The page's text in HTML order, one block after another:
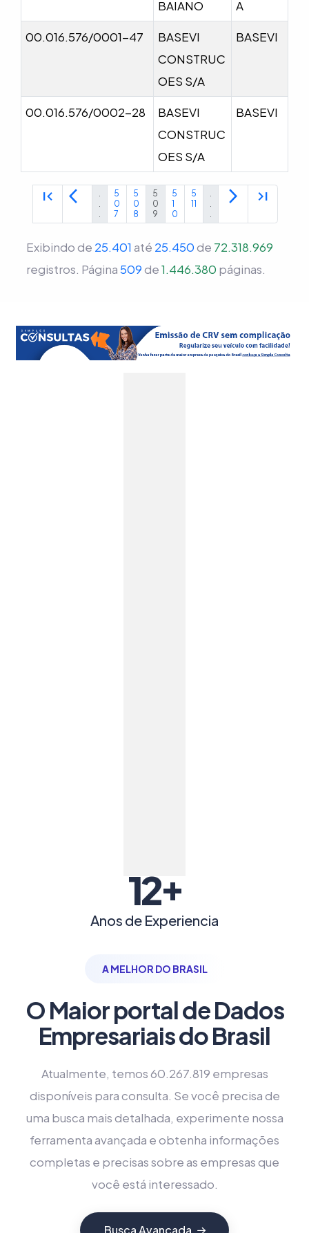
BAIANO
A
00.016.576/0001-47
BASEVI
CONSTRUC
OES S/A
BASEVI
00.016.576/0002-28
BASEVI
CONSTRUC
OES S/A
BASEVI
first_page arrow_back_ios
.
.
.
5
0
7
5
0
8
5
0
9
5
1
0
5
11
.
.
.
arrow_forward_ios last_page
Exibindo de 25.401 até 25.450de 72.318.969
registros. Página509de1.446.380 páginas.
12+
Anos de Experiencia
A MELHOR DO BRASIL
O Maior portal de Dados
Empresariais do Brasil
Atualmente, temos 60.267.819 empresas
disponíveis para consulta. Se você precisa de
uma busca mais detalhada, experimente nossa
ferramenta avançada e obtenha informações
completas e precisas sobre as empresas que
você está interessado.
Busca Avançada